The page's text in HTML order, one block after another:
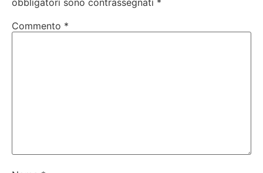
Commento *